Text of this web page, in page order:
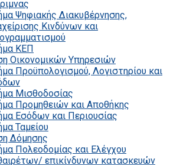
Ψηφιακής Διακυβέρνησης,
Κινδύνων και
ΚΕΠ
Οικονομικών Υπηρεσιών
Προϋπολογισμού, Λογιστηρίου και
Μισθοδοσίας
Προμηθειών και Αποθήκης
Εσόδων και Περιουσίας
Ταμείου
Δόμησης
Πολεοδομίας και Ελέγχου
επικίνδυνων κατασκευών